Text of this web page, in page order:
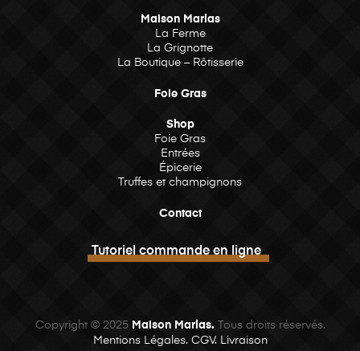
Maison Marlas
La Ferme
La Grignotte
La Boutique – Rôtisserie
Foie Gras
Shop
Foie Gras
Entrées
Épicerie
Truffes et champignons
Contact
Tutoriel commande en ligne
Copyright © 2025 Maison Marlas.Tous droits réservés.
Mentions Légales. CGV. Livraison